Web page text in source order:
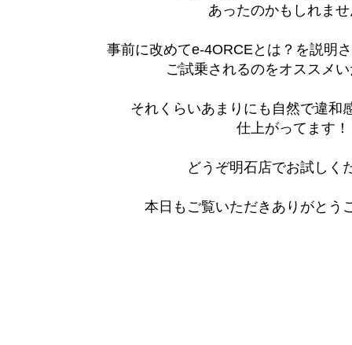
あったのかもしれま
事前に改めてe-4ORCEとは？を説明
ご試乗されるのをオススメ
それくらいあまりにも自然で違和
仕上がってます！
どうぞ明石店でお試しく
本日もご覧いただきありがとう